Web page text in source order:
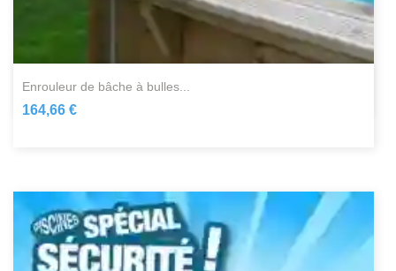
enrouleur de bâche à bulles...
164,66 €